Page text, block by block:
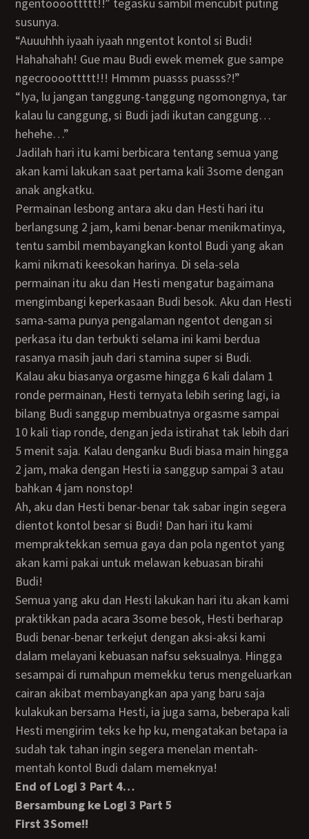
susunya.
“Auuuhhh iyaah iyaah nngentot kontol si Budi!
Hahahahah! Gue mau Budi ewek memek gue sampe
ngecroooottttt!!! Hmmm puasss puasss?!”
“Iya, lu jangan tanggung-tanggung ngomongnya, tar
kalau lu canggung, si Budi jadi ikutan canggung…
hehehe…”
Jadilah hari itu kami berbicara tentang semua yang
akan kami lakukan saat pertama kali 3some dengan
anak angkatku.
Permainan lesbong antara aku dan Hesti hari itu
berlangsung 2 jam, kami benar-benar menikmatinya,
tentu sambil membayangkan kontol Budi yang akan
kami nikmati keesokan harinya. Di sela-sela
permainan itu aku dan Hesti mengatur bagaimana
mengimbangi keperkasaan Budi besok. Aku dan Hesti
sama-sama punya pengalaman ngentot dengan si
perkasa itu dan terbukti selama ini kami berdua
rasanya masih jauh dari stamina super si Budi.
Kalau aku biasanya orgasme hingga 6 kali dalam 1
ronde permainan, Hesti ternyata lebih sering lagi, ia
bilang Budi sanggup membuatnya orgasme sampai
10 kali tiap ronde, dengan jeda istirahat tak lebih dari
5 menit saja. Kalau denganku Budi biasa main hingga
2 jam, maka dengan Hesti ia sanggup sampai 3 atau
bahkan 4 jam nonstop!
Ah, aku dan Hesti benar-benar tak sabar ingin segera
dientot kontol besar si Budi! Dan hari itu kami
mempraktekkan semua gaya dan pola ngentot yang
akan kami pakai untuk melawan kebuasan birahi
Budi!
Semua yang aku dan Hesti lakukan hari itu akan kami
praktikkan pada acara 3some besok, Hesti berharap
Budi benar-benar terkejut dengan aksi-aksi kami
dalam melayani kebuasan nafsu seksualnya. Hingga
sesampai di rumahpun memekku terus mengeluarkan
cairan akibat membayangkan apa yang baru saja
kulakukan bersama Hesti, ia juga sama, beberapa kali
Hesti mengirim teks ke hp ku, mengatakan betapa ia
sudah tak tahan ingin segera menelan mentah-
mentah kontol Budi dalam memeknya!
End of Logi 3 Part 4…
Bersambung ke Logi 3 Part 5
First 3Some!!